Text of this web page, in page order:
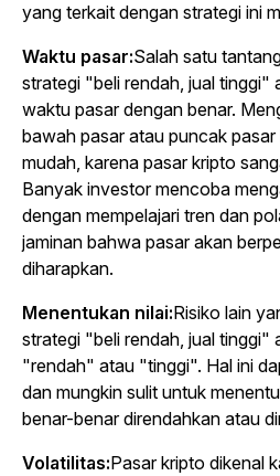
yang terkait dengan strategi ini
Waktu pasar:Salah satu
strategi "beli rendah, jual tinggi"
waktu pasar dengan benar.
bawah pasar atau puncak
mudah, karena pasar kripto
Banyak investor mencoba
dengan mempelajari tren dan
jaminan bahwa pasar akan
diharapkan.
Menentukan nilai:Risiko lain
strategi "beli rendah, jual tinggi"
"rendah" atau "tinggi". Hal ini
dan mungkin sulit untuk
benar-benar direndahkan atau
Volatilitas:Pasar kripto dikenal